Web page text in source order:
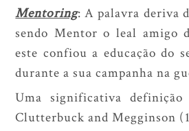
Mentoring: A palavra deriva
sendo Mentor o leal amigo
este confiou a educação do
durante a sua campanha na
Uma significativa
Clutterbuck and Megginson